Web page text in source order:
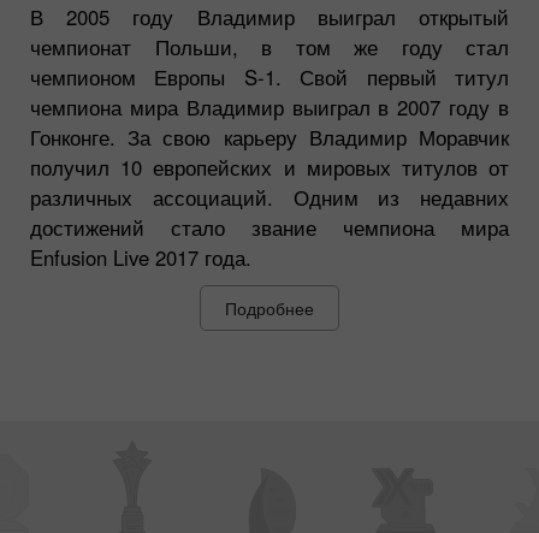
В 2005 году Владимир выиграл открытый
чемпионат Польши, в том же году стал
чемпионом Европы S-1. Свой первый титул
чемпиона мира Владимир выиграл в 2007 году в
Гонконге. За свою карьеру Владимир Моравчик
получил 10 европейских и мировых титулов от
различных ассоциаций. Одним из недавних
достижений стало звание чемпиона мира
Enfusion Live 2017 года.
Подробнее